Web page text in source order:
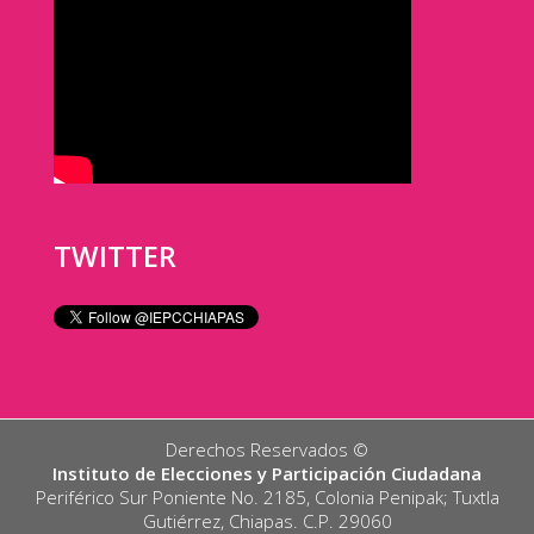
TWITTER
Derechos Reservados ©️
Instituto de Elecciones y Participación Ciudadana
Periférico Sur Poniente No. 2185, Colonia Penipak; Tuxtla
Gutiérrez, Chiapas. C.P. 29060